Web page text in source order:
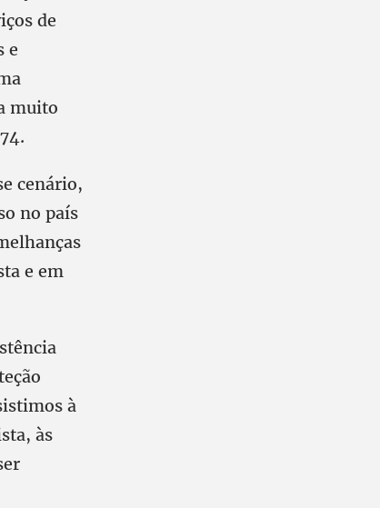
de
e
muito
cenário,
no país
e em
à
às